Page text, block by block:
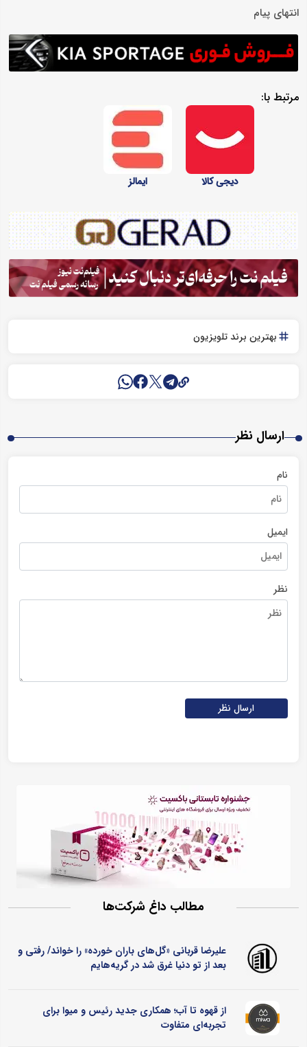
انتهای پیام
مرتبط با:
دیجی کالا ایمالز
بهترین برند تلویزیون
ارسال نظر
نام
ایمیل
نظر
ارسال نظر
مطالب داغ شرکت‌ها
علیرضا قربانی «گل‌های باران خورده» را خواند/ رفتی و
بعد از تو دنیا غرق شد در گریه‌هایم
از قهوه تا آب؛ همکاری جدید رئیس و میوا برای
تجربه‌ای متفاوت